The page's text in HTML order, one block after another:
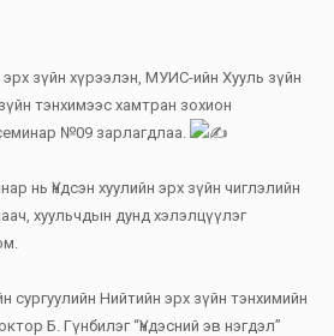
эрх зүйн хүрээлэн, МУИС-ийн Хууль зүйн
тэнхимээс хамтран зохион
№09 зарлагдлаа.
нь Үндсэн хуулийн эрх зүйн чиглэлийн
хуульчдын дунд хэлэлцүүлэг
сургуулийн Нийтийн эрх зүйн тэнхимийн
Б. Гүнбилэг “Үндэсний эв нэгдэл”